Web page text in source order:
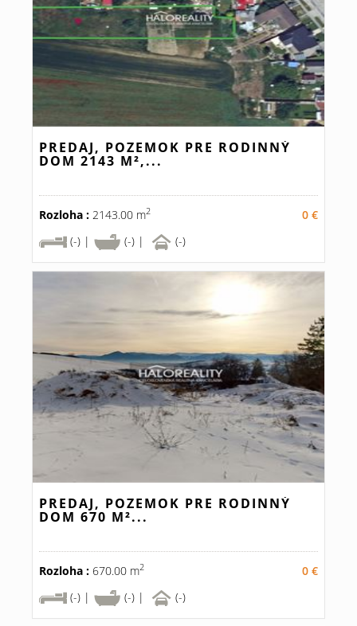
PREDAJ, POZEMOK PRE RODINNÝ
DOM 2143 M²,...
Rozloha : 2143.00 m2
0 €
(-) |
(-) | (-)
PREDAJ, POZEMOK PRE RODINNÝ
DOM 670 M²...
Rozloha : 670.00 m2
0 €
(-) |
(-) | (-)